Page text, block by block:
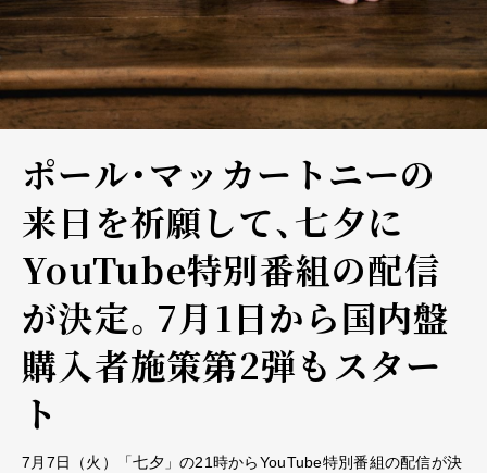
ポール・マッカートニーの
来日を祈願して、七夕に
YouTube特別番組の配信
が決定。7月1日から国内盤
購入者施策第2弾もスター
ト
7月7日（火）「七夕」の21時からYouTube特別番組の配信が決